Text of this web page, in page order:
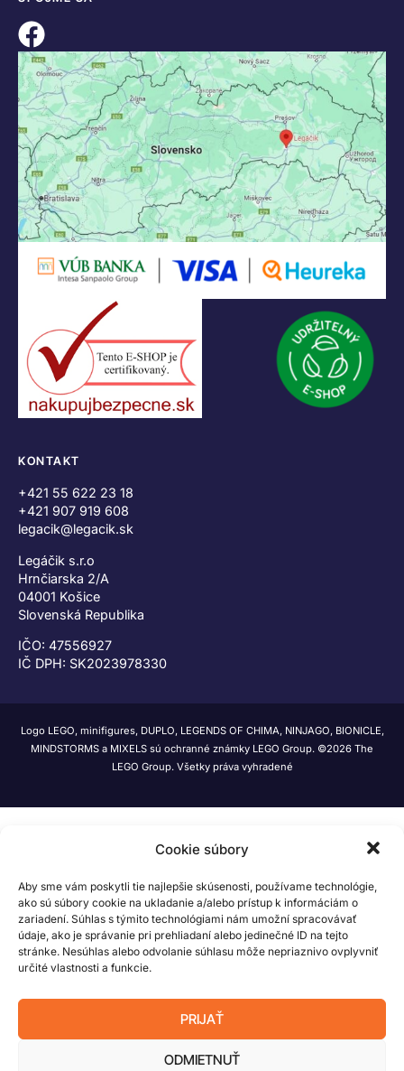
Cookie súbory
Aby sme vám poskytli tie najlepšie skúsenosti, používame technológie,
ako sú súbory cookie na ukladanie a/alebo prístup k informáciám o
zariadení. Súhlas s týmito technológiami nám umožní spracovávať
údaje, ako je správanie pri prehliadaní alebo jedinečné ID na tejto
stránke. Nesúhlas alebo odvolanie súhlasu môže nepriaznivo ovplyvniť
určité vlastnosti a funkcie.
PRIJAŤ
ODMIETNUŤ
KONTAKT
+421 55 622 23 18
+421 907 919 608
legacik@legacik.sk
Legáčik s.r.o
Hrnčiarska 2/A
04001 Košice
Slovenská Republika
IČO: 47556927
IČ DPH: SK2023978330
Logo LEGO, minifigures, DUPLO, LEGENDS OF CHIMA, NINJAGO, BIONICLE,
MINDSTORMS a MIXELS sú ochranné známky LEGO Group. ©2026 The
LEGO Group. Všetky práva vyhradené